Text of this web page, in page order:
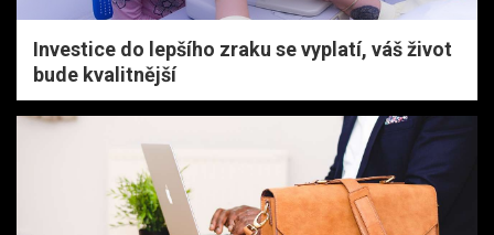
Investice do lepšího zraku se vyplatí, váš život
bude kvalitnější